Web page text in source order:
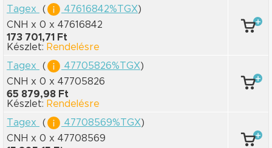
Tagex
( 47616842%TGX)
CNH x 0 x 47616842
173 701,71 Ft
Készlet: Rendelésre
Tagex
( 47705826%TGX)
CNH x 0 x 47705826
65 879,98 Ft
Készlet: Rendelésre
Tagex
( 47708569%TGX)
CNH x 0 x 47708569